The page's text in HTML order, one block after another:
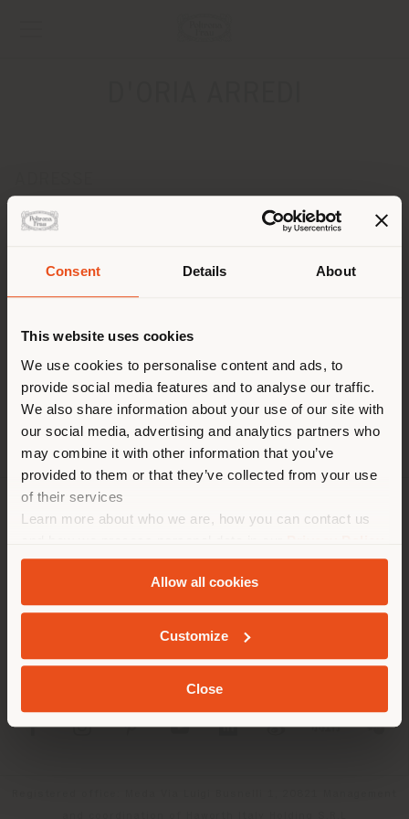
Consent Details About
This website uses cookies
We use cookies to personalise content and ads, to
provide social media features and to analyse our traffic.
We also share information about your use of our site with
our social media, advertising and analytics partners who
may combine it with other information that you’ve
provided to them or that they’ve collected from your use
of their services
Learn more about who we are, how you can contact us
andCookie Policy.
Allow all cookies
Customize
Close
Via Domenico Morea, 8
Alberobello 70011
KONTAKTE
Telefon +39 080.432 52 46
EINEN TERMIN ANFRAGEN
Sie browsen in einem anderen
Land als Ihrem Standort. Wir
empfehlen Ihnen, sich richtig
zu orientieren, um Einkäufe
tätigen zu können. (us)
GEOLOKALISIERT
UNTERNEHMEN
PRODUKTLINIEN
INFO & DIENSTLEISTUNGEN